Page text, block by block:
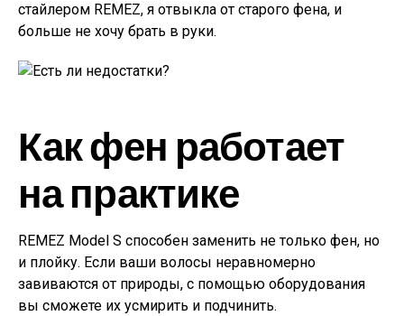
стайлером REMEZ, я отвыкла от старого фена, и
больше не хочу брать в руки.
Как фен работает
на практике
REMEZ Model S способен заменить не только фен, но
и плойку. Если ваши волосы неравномерно
завиваются от природы, с помощью оборудования
вы сможете их усмирить и подчинить.